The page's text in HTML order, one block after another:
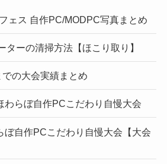
ェス 自作PC/MODPC写真まとめ
ターの清掃方法【ほこり取り】
での大会実績まとめ
わらぼ自作PCこだわり自慢大会
ぼ自作PCこだわり自慢大会【大会